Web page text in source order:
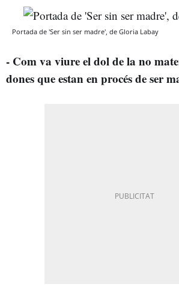
Portada de 'Ser sin ser madre', de Gloria Labay
- Com va viure el dol de la no
dones que estan en procés de ser